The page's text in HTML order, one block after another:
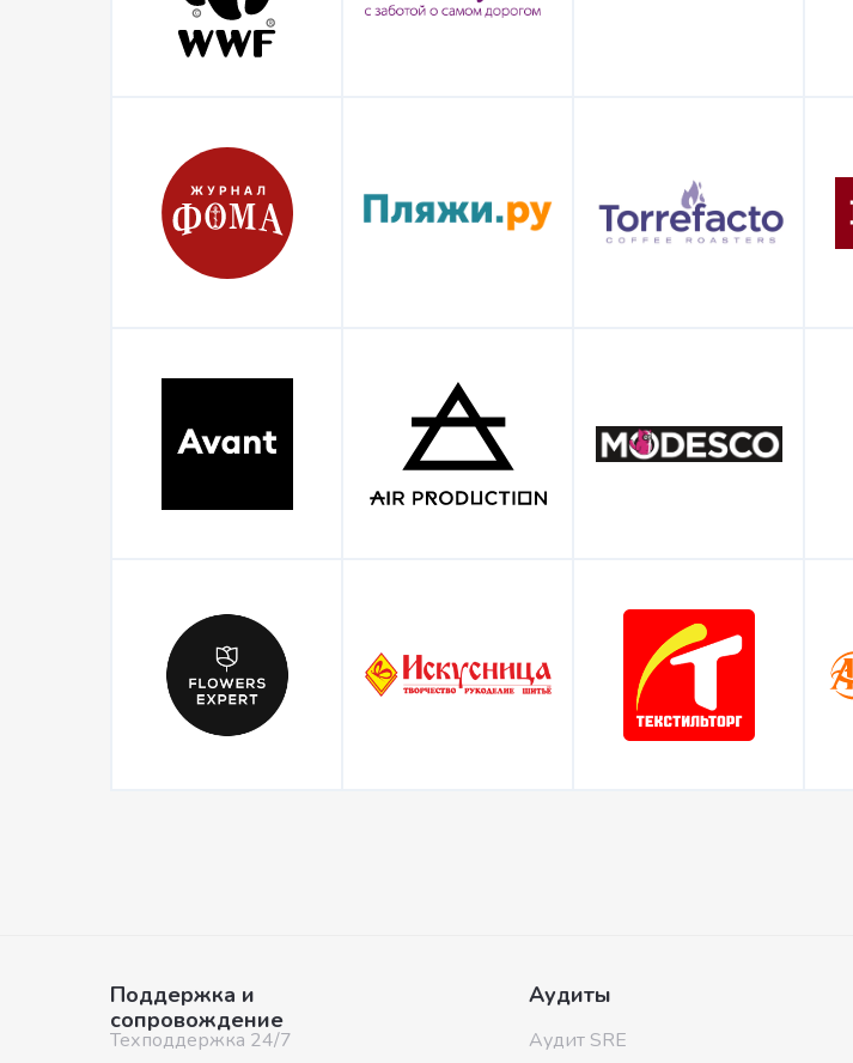
Техподдержка 24/7
Поддержка и
сопровождение
Аудит SRE
Аудиты